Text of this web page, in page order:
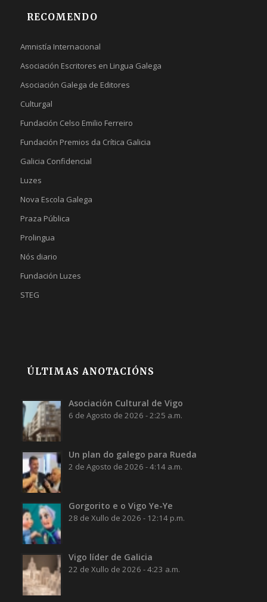
RECOMENDO
Amnistía Internacional
Asociación Escritores en Lingua Galega
Asociación Galega de Editores
Culturgal
Fundación Celso Emilio Ferreiro
Fundación Premios da Crítica Galicia
Galicia Confidencial
Luzes
Nova Escola Galega
Praza Pública
Prolingua
Nós diario
Fundación Luzes
STEG
ÚLTIMAS ANOTACIÓNS
Asociación Cultural de Vigo
6 de Agosto de 2026 - 2:25 a.m.
Un plan do galego para Rueda
2 de Agosto de 2026 - 4:14 a.m.
Gorgorito e o Vigo Ye-Ye
28 de Xullo de 2026 - 12:14 p.m.
Vigo líder de Galicia
22 de Xullo de 2026 - 4:23 a.m.